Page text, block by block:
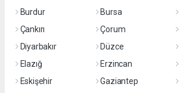
Burdur
Bursa
Çankırı
Çorum
Diyarbakır
Düzce
Elazığ
Erzincan
Eskişehir
Gaziantep